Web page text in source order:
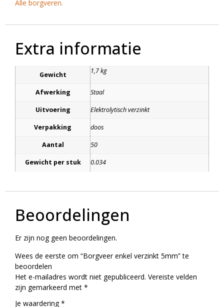
Alle borgveren.
Extra informatie
Gewicht 1,7 kg
Afwerking Staal
Uitvoering Elektrolytisch verzinkt
Verpakking doos
Aantal 50
Gewicht per stuk 0.034
Beoordelingen
Er zijn nog geen beoordelingen.
Wees de eerste om “Borgveer enkel verzinkt 5mm” te
beoordelen
Het e-mailadres wordt niet gepubliceerd. Vereiste velden
zijn gemarkeerd met *
Je waardering*